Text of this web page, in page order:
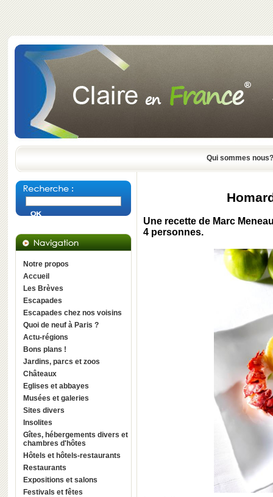
Qui sommes nous?
Notre propos
Accueil
Les Brèves
Escapades
Escapades chez nos voisins
Quoi de neuf à Paris ?
Actu-régions
Bons plans !
Jardins, parcs et zoos
Châteaux
Eglises et abbayes
Musées et galeries
Sites divers
Insolites
Gîtes, hébergements divers et
chambres d'hôtes
Hôtels et hôtels-restaurants
Restaurants
Expositions et salons
Festivals et fêtes
Une recette de Marc
4 personnes.